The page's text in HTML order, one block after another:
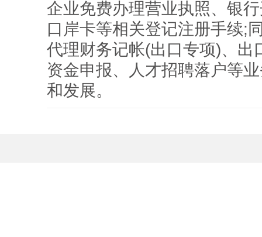
企业免费办理营业执照、银
口岸卡等相关登记注册手续;
代理财务记帐(出口专项)、出
资金申报、人才招聘落户等
和发展。